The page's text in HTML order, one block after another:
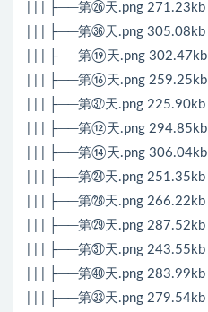
| | | ├──第㉖天.png 271.23kb
| | | ├──第㊱天.png 305.08kb
| | | ├──第⑲天.png 302.47kb
| | | ├──第⑯天.png 259.25kb
| | | ├──第㊲天.png 225.90kb
| | | ├──第⑫天.png 294.85kb
| | | ├──第⑭天.png 306.04kb
| | | ├──第㉔天.png 251.35kb
| | | ├──第㉘天.png 266.22kb
| | | ├──第㉙天.png 287.52kb
| | | ├──第㉛天.png 243.55kb
| | | ├──第㊵天.png 283.99kb
| | | ├──第㉝天.png 279.54kb